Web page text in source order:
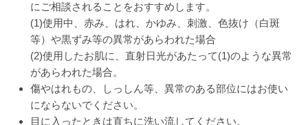
にご相談されることをおすすめします。
(1)使用中、赤み、はれ、かゆみ、刺激、色抜け（白斑
等）や黒ずみ等の異常があらわれた場合
(2)使用したお肌に、直射日光があたって(1)のような異常
があらわれた場合。
傷やはれもの、しっしん等、異常のある部位にはお使い
にならないでください。
目に入ったときは直ちに洗い流してください。